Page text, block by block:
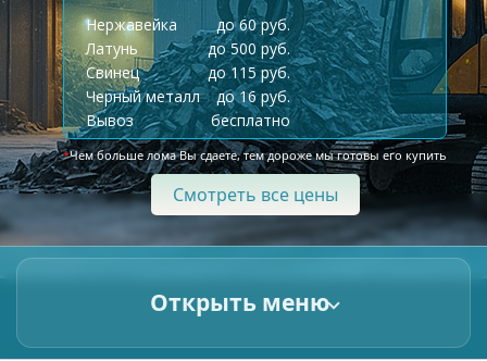
Нержавейка
до 60 руб.
Латунь
до 500 руб.
Свинец
до 115 руб.
Черный металл
до 16 руб.
Вывоз
бесплатно
*Чем больше лома Вы сдаете, тем дороже мы готовы его купить
Смотреть все цены
Открыть меню